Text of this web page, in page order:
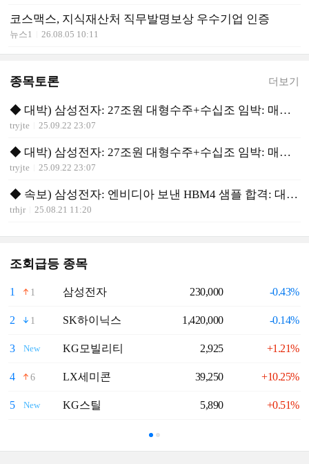
코스맥스, 지식재산처 직무발명보상 우수기업 인증
뉴스1 26.08.05 10:11
종목토론 더보기
◆ 대박) 삼성전자: 27조원 대형수주+수십조 임박: 매수 유리
tryjte 25.09.22 23:07
◆ 대박) 삼성전자: 27조원 대형수주+수십조 임박: 매수 유리
tryjte 25.09.22 23:07
◆ 속보) 삼성전자: 엔비디아 보낸 HBM4 샘플 합격: 대박호재
trhjr 25.08.21 11:20
조회급등 종목
1 1 삼성전자 230,000 -0.43%
2 1 SK하이닉스 1,420,000 -0.14%
3 New KG모빌리티 2,925 +1.21%
4 6 LX세미콘 39,250 +10.25%
5 New KG스틸 5,890 +0.51%